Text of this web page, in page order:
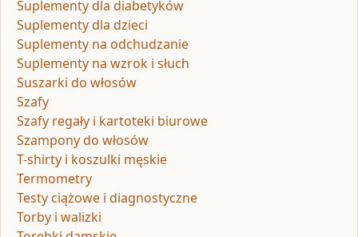
Suplementy dla diabetyków
Suplementy dla dzieci
Suplementy na odchudzanie
Suplementy na wzrok i słuch
Suszarki do włosów
Szafy
Szafy regały i kartoteki biurowe
Szampony do włosów
T-shirty i koszulki męskie
Termometry
Testy ciążowe i diagnostyczne
Torby i walizki